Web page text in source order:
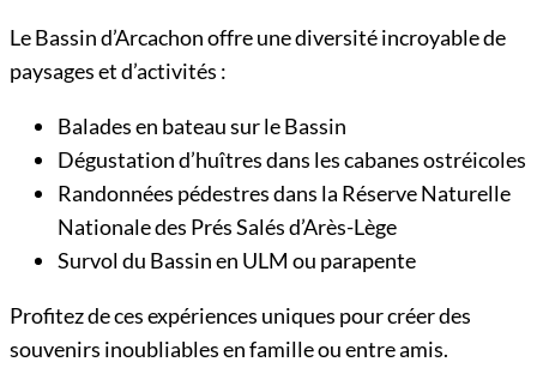
Le Bassin d’Arcachon offre une diversité incroyable de
paysages et d’activités :
Balades en bateau sur le Bassin
Dégustation d’huîtres dans les cabanes ostréicoles
Randonnées pédestres dans la Réserve Naturelle
Nationale des Prés Salés d’Arès-Lège
Survol du Bassin en ULM ou parapente
Profitez de ces expériences uniques pour créer des
souvenirs inoubliables en famille ou entre amis.